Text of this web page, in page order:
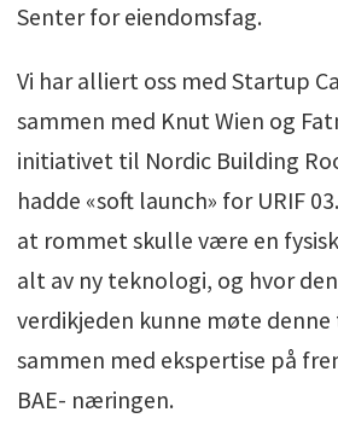
Senter for eiendomsfag.
Vi har alliert oss med Startup
sammen med Knut Wien og
initiativet til Nordic Building
hadde «soft launch» for URIF
at rommet skulle være en
alt av ny teknologi, og hvor
verdikjeden kunne møte
sammen med ekspertise på
BAE- næringen.